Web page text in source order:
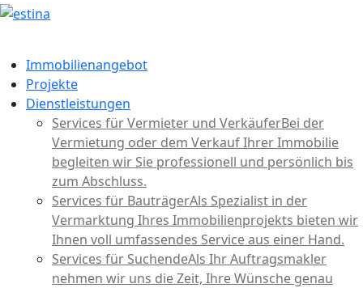
Immobilienangebot
Projekte
Dienstleistungen
Services für Vermieter und VerkäuferBei der
Vermietung oder dem Verkauf Ihrer Immobilie
begleiten wir Sie professionell und persönlich bis
zum Abschluss.
Services für BauträgerAls Spezialist in der
Vermarktung Ihres Immobilienprojekts bieten wir
Ihnen voll umfassendes Service aus einer Hand.
Services für SuchendeAls Ihr Auftragsmakler
nehmen wir uns die Zeit, Ihre Wünsche genau